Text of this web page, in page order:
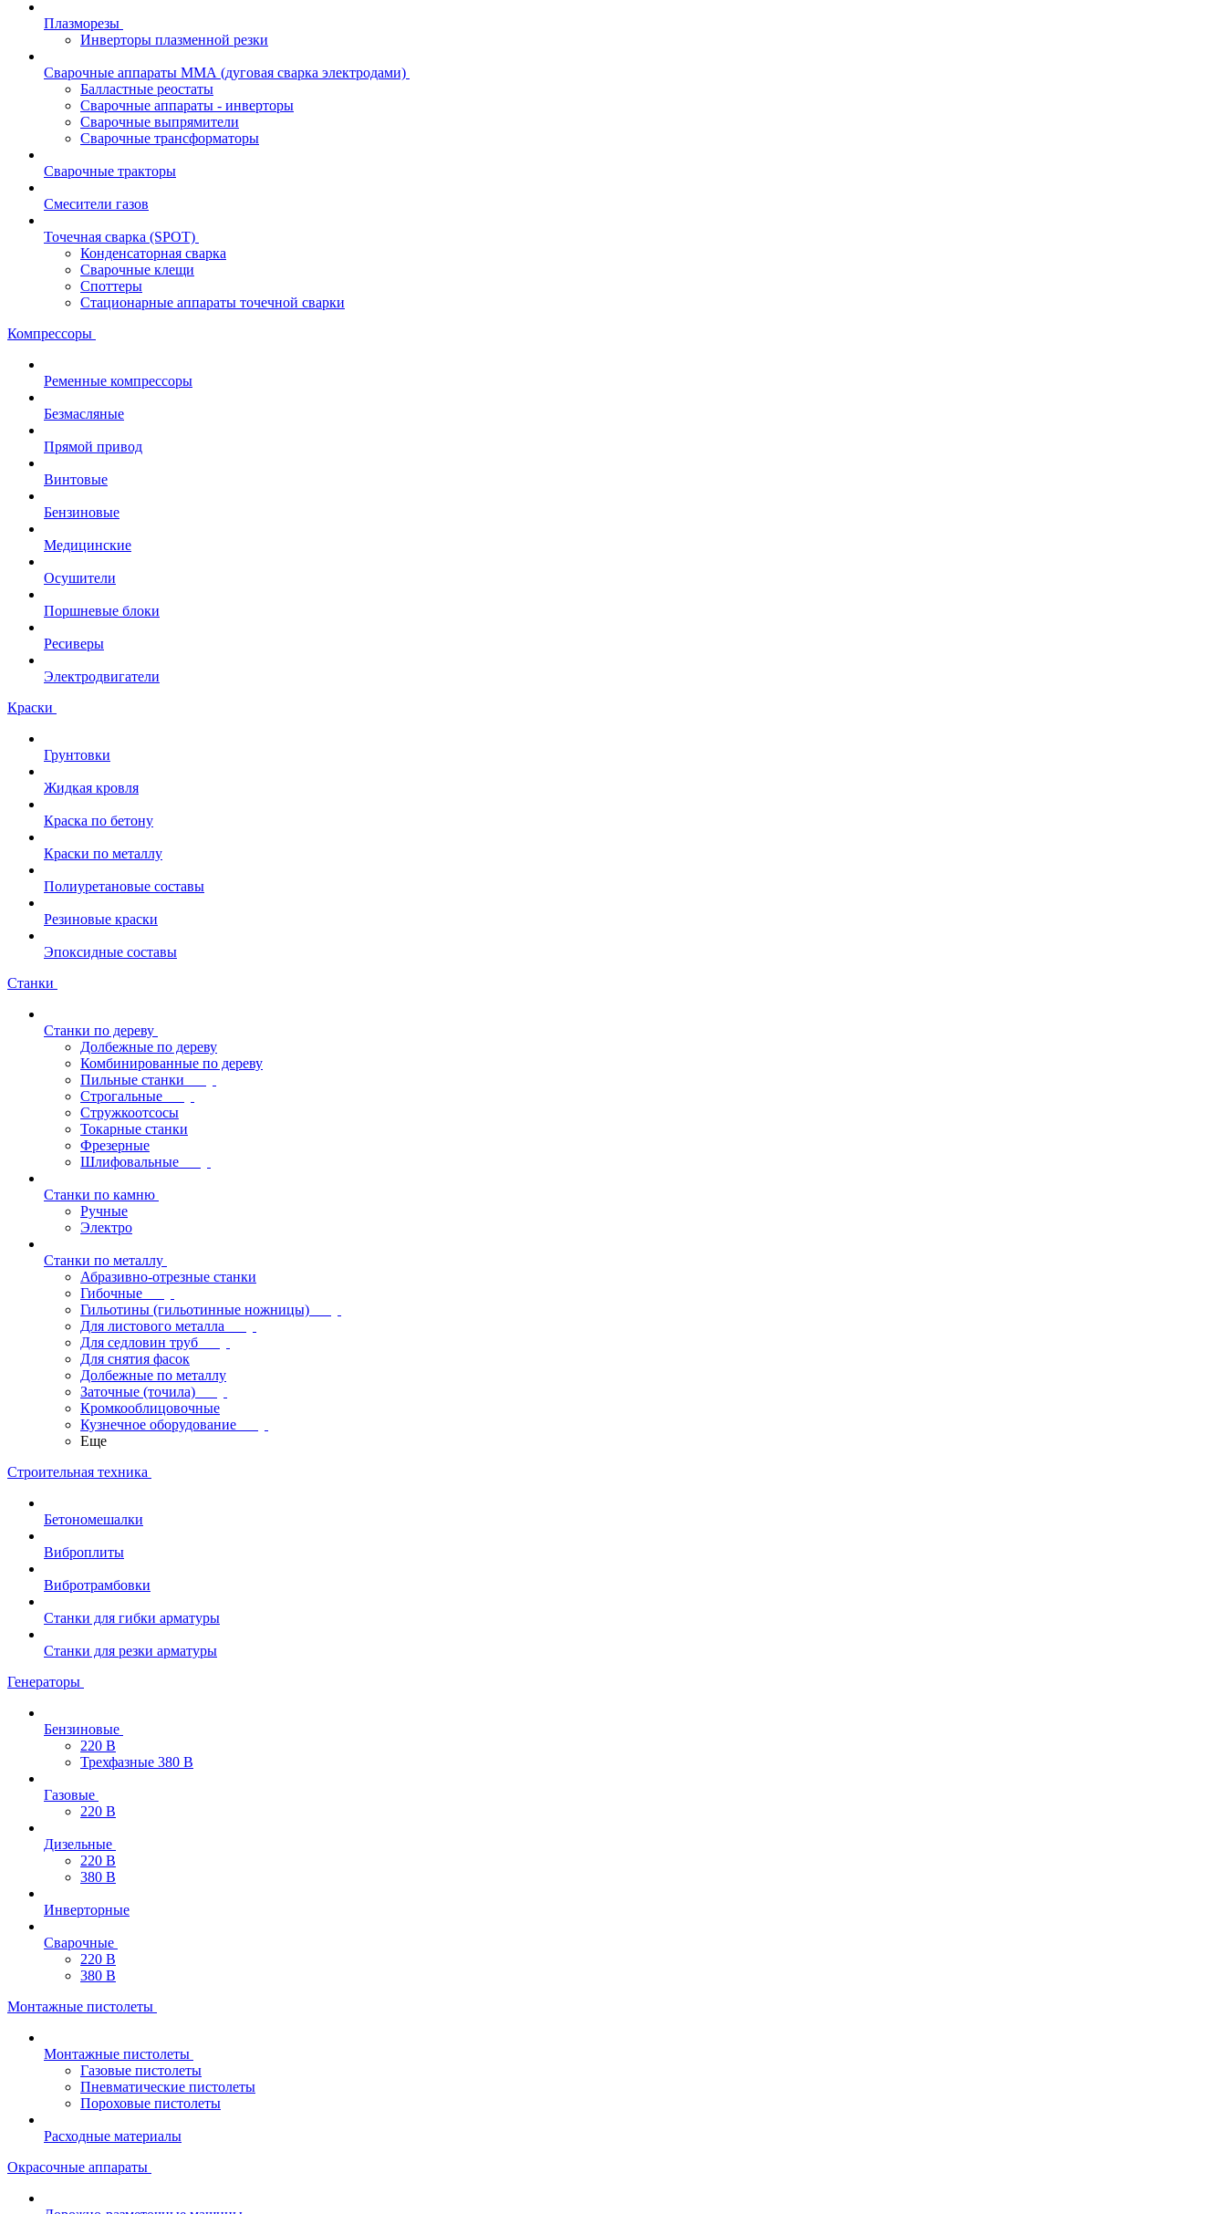
Плазморезы
Инверторы плазменной резки
Сварочные аппараты ММА (дуговая сварка электродами)
Балластные реостаты
Сварочные аппараты - инверторы
Сварочные выпрямители
Сварочные трансформаторы
Сварочные тракторы
Смесители газов
Точечная сварка (SPOT)
Конденсаторная сварка
Сварочные клещи
Споттеры
Стационарные аппараты точечной сварки
Компрессоры
Ременные компрессоры
Безмасляные
Прямой привод
Винтовые
Бензиновые
Медицинские
Осушители
Поршневые блоки
Ресиверы
Электродвигатели
Краски
Грунтовки
Жидкая кровля
Краска по бетону
Краски по металлу
Полиуретановые составы
Резиновые краски
Эпоксидные составы
Станки
Станки по дереву
Долбежные по дереву
Комбинированные по дереву
Пильные станки
Строгальные
Стружкоотсосы
Токарные станки
Фрезерные
Шлифовальные
Станки по камню
Ручные
Электро
Станки по металлу
Абразивно-отрезные станки
Гибочные
Гильотины (гильотинные ножницы)
Для листового металла
Для седловин труб
Для снятия фасок
Долбежные по металлу
Заточные (точила)
Кромкооблицовочные
Кузнечное оборудование
Еще
Строительная техника
Бетономешалки
Виброплиты
Вибротрамбовки
Станки для гибки арматуры
Станки для резки арматуры
Генераторы
Бензиновые
220 В
Трехфазные 380 В
Газовые
220 В
Дизельные
220 В
380 В
Инверторные
Сварочные
220 В
380 В
Монтажные пистолеты
Монтажные пистолеты
Газовые пистолеты
Пневматические пистолеты
Пороховые пистолеты
Расходные материалы
Окрасочные аппараты